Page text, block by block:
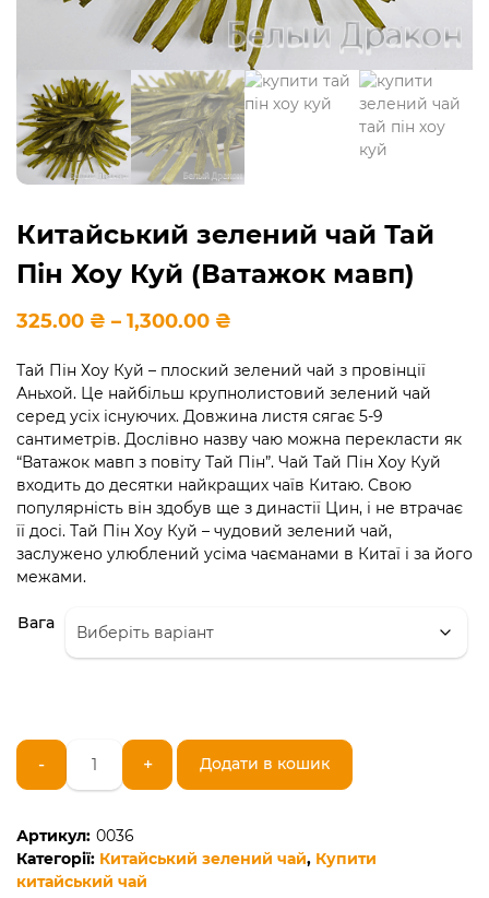
Китайський зелений чай Тай
Пін Хоу Куй (Ватажок мавп)
325.00 ₴ – 1,300.00 ₴
Діапазон
від
325.00 ₴
до
1,300.00 ₴
Тай Пін Хоу Куй – плоский зелений чай з провінції
Аньхой. Це найбільш крупнолистовий зелений чай
серед усіх існуючих. Довжина листя сягає 5-9
сантиметрів. Дослівно назву чаю можна перекласти як
“Ватажок мавп з повіту Тай Пін”. Чай Тай Пін Хоу Куй
входить до десятки найкращих чаїв Китаю. Свою
популярність він здобув ще з династії Цин, і не втрачає
її досі. Тай Пін Хоу Куй – чудовий зелений чай,
заслужено улюблений усіма чаєманами в Китаї і за його
межами.
Вага
-
Китайський
зелений
чай
Пін
Хоу
Куй
+ Додати в кошик
Артикул: 0036
Категорії: Китайський зелений чай, Купити
китайський чай